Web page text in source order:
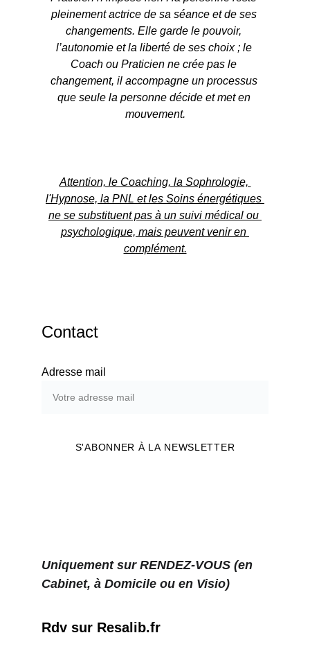
Attention, le Coaching, la Sophrologie,
l'Hypnose, la PNL et les Soins énergétiques
ne se substituent pas à un suivi médical ou
psychologique, mais peuvent venir en
complément.
pleinement actrice de sa séance et de ses
changements. Elle garde le pouvoir,
l’autonomie et la liberté de ses choix ; le
Coach ou Praticien ne crée pas le
changement, il accompagne un processus
que seule la personne décide et met en
mouvement.
Contact
Uniquement sur RENDEZ-VOUS (en
Cabinet, à Domicile ou en Visio)
Adresse mail
S'ABONNER À LA NEWSLETTER
Rdv sur Resalib.fr